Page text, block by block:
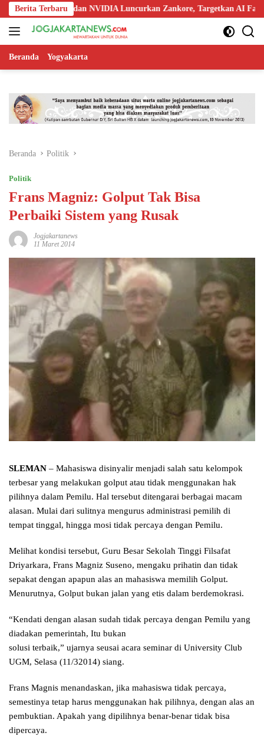
Langsung
ke
konten
Berita Terbaru
Nokia, dan NVIDIA Luncurkan Zankore, Targetkan AI Factory 1 GW
Beranda Yogyakarta
Beranda Politik
Politik
Frans Magniz: Golput Tak Bisa
Perbaiki Sistem yang Rusak
Jogjakartanews
11 Maret 2014
SLEMAN – Mahasiswa disinyalir menjadi salah satu kelompok
terbesar yang melakukan golput atau tidak menggunakan hak
pilihnya dalam Pemilu. Hal tersebut ditengarai berbagai macam
alasan. Mulai dari sulitnya mengurus administrasi pemilih di
tempat tinggal, hingga mosi tidak percaya dengan Pemilu.
Melihat kondisi tersebut, Guru Besar Sekolah Tinggi Filsafat
Driyarkara, Frans Magniz Suseno, mengaku prihatin dan tidak
sepakat dengan apapun alas an mahasiswa memilih Golput.
Menurutnya, Golput bukan jalan yang etis dalam berdemokrasi.
“Kendati dengan alasan sudah tidak percaya dengan Pemilu yang
diadakan pemerintah, Itu bukan
solusi terbaik,” ujarnya seusai acara seminar di University Club
UGM, Selasa (11/32014) siang.
Frans Magnis menandaskan, jika mahasiswa tidak percaya,
semestinya tetap harus menggunakan hak pilihnya, dengan alas an
pembuktian. Apakah yang dipilihnya benar-benar tidak bisa
dipercaya.